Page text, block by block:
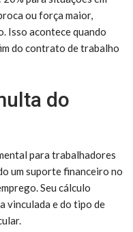
ou força maior,
Isso acontece quando
do contrato de trabalho
do
para trabalhadores
um suporte financeiro no
Seu cálculo
vinculada e do tipo de